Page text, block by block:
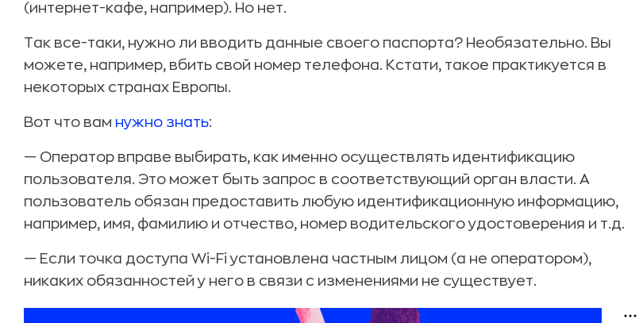
(интернет-кафе, например). Но нет.
Так все-таки, нужно ли вводить данные своего паспорта? Необязательно. Вы
можете, например, вбить свой номер телефона. Кстати, такое практикуется в
некоторых странах Европы.
Вот что вам нужно знать:
— Оператор вправе выбирать, как именно осуществлять идентификацию
пользователя. Это может быть запрос в соответствующий орган власти. А
пользователь обязан предоставить любую идентификационную информацию,
например, имя, фамилию и отчество, номер водительского удостоверения и т.д.
— Если точка доступа Wi-Fi установлена частным лицом (а не оператором),
никаких обязанностей у него в связи с изменениями не существует.